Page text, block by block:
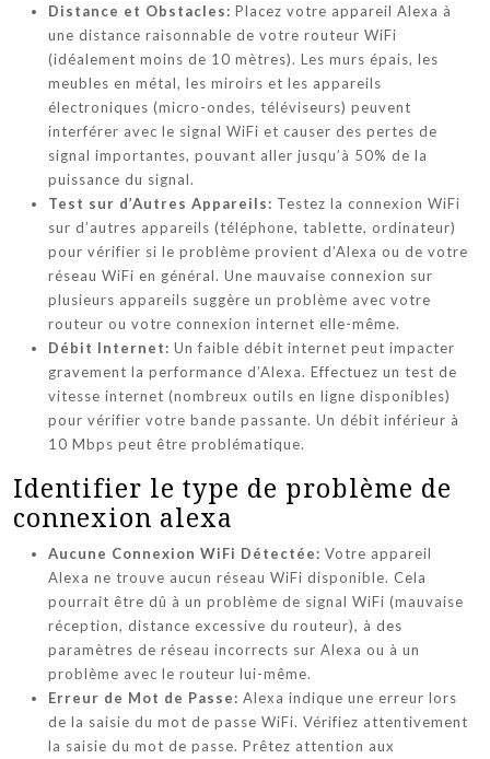
Distance et Obstacles: Placez votre appareil Alexa à
une distance raisonnable de votre routeur WiFi
(idéalement moins de 10 mètres). Les murs épais, les
meubles en métal, les miroirs et les appareils
électroniques (micro-ondes, téléviseurs) peuvent
interférer avec le signal WiFi et causer des pertes de
signal importantes, pouvant aller jusqu’à 50% de la
puissance du signal.
Test sur d’Autres Appareils: Testez la connexion WiFi
sur d’autres appareils (téléphone, tablette, ordinateur)
pour vérifier si le problème provient d’Alexa ou de votre
réseau WiFi en général. Une mauvaise connexion sur
plusieurs appareils suggère un problème avec votre
routeur ou votre connexion internet elle-même.
Débit Internet: Un faible débit internet peut impacter
gravement la performance d’Alexa. Effectuez un test de
vitesse internet (nombreux outils en ligne disponibles)
pour vérifier votre bande passante. Un débit inférieur à
10 Mbps peut être problématique.
Identifier le type de problème de
connexion alexa
Aucune Connexion WiFi Détectée: Votre appareil
Alexa ne trouve aucun réseau WiFi disponible. Cela
pourrait être dû à un problème de signal WiFi (mauvaise
réception, distance excessive du routeur), à des
paramètres de réseau incorrects sur Alexa ou à un
problème avec le routeur lui-même.
Erreur de Mot de Passe: Alexa indique une erreur lors
de la saisie du mot de passe WiFi. Vérifiez attentivement
la saisie du mot de passe. Prêtez attention aux